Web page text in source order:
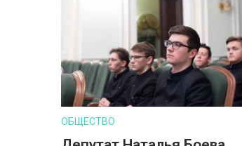
ОБЩЕСТВО